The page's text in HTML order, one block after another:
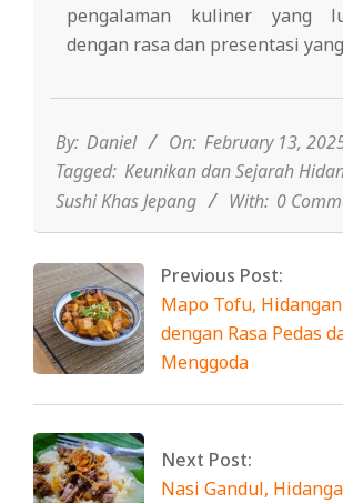
pengalaman kuliner yang
dengan rasa dan presentasi
13
By: Daniel On: February 13,
Tagged: Keunikan dan Sejarah
Sushi Khas Jepang
With: 0
Previous Post:
Mapo Tofu,
dengan Rasa Pedas
Menggoda
Next Post:
Nasi Gandul,